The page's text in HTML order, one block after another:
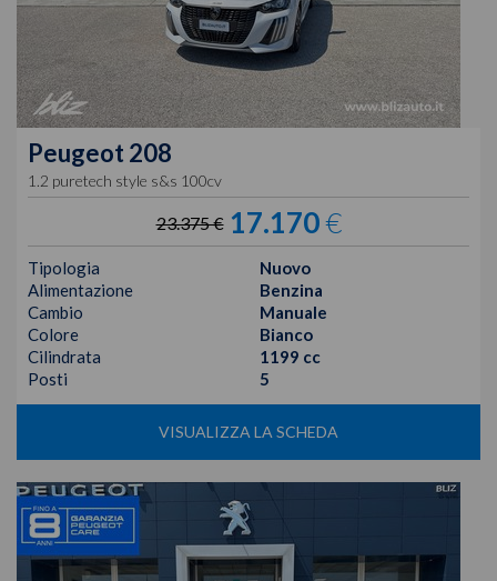
Peugeot 208
1.2 puretech style s&s 100cv
23.375 € 17.170€
Tipologia
Nuovo
Alimentazione
Benzina
Cambio
Manuale
Colore
Bianco
Cilindrata
1199 cc
Posti
5
VISUALIZZA LA SCHEDA